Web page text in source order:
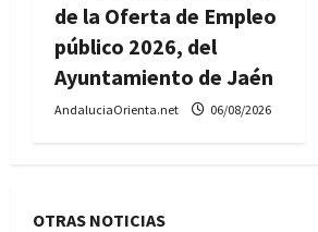
de la Oferta de Empleo
público 2026, del
Ayuntamiento de Jaén
AndaluciaOrienta.net 06/08/2026
OTRAS NOTICIAS